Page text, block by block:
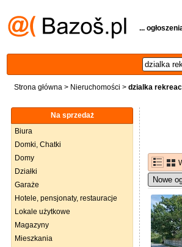
...
Strona główna > Nieruchomości > dzialka
Na sprzedaż
Biura
Domki, Chatki
Domy
Działki
Garaże
Hotele, pensjonaty, restauracje
Lokale użytkowe
Magazyny
Mieszkania
Nowe